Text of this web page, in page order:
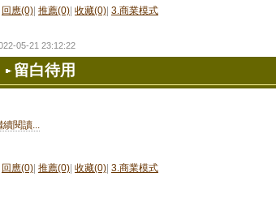
回應(0)| 推薦(0)| 收藏(0)| 3.商業模式
05-21 23:12:22
留白待用
續閱讀...
回應(0)| 推薦(0)| 收藏(0)| 3.商業模式